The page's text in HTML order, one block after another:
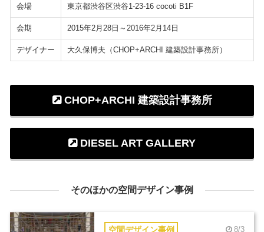
会場 東京都渋谷区渋谷1-23-16 cocoti B1F
会期 2015年2月28日～2016年2月14日
デザイナー 大久保博夫（CHOP+ARCHI 建築設計事務所）
CHOP+ARCHI 建築設計事務所
DIESEL ART GALLERY
そのほかの空間デザイン事例
空間デザイン事例 8/3